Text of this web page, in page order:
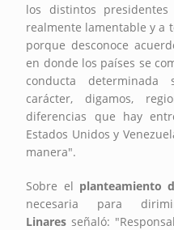
los distintos
realmente lamentable y a
porque desconoce
en donde los países se
conducta determinada
carácter, digamos,
diferencias que hay
Estados Unidos y
manera".
Sobre el planteamiento
necesaria para
Linares señaló: